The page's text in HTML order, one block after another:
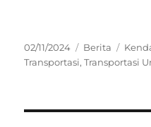
Posted
on
02/11/2024 Categories
Berita Tags
Transportasi,Transportasi